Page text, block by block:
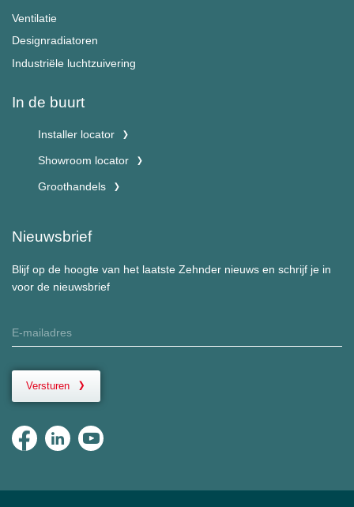
Ventilatie
Designradiatoren
Industriële luchtzuivering
In de buurt
Installer locator
Showroom locator
Groothandels
Nieuwsbrief
Blijf op de hoogte van het laatste Zehnder nieuws en schrijf je in
voor de nieuwsbrief
Versturen